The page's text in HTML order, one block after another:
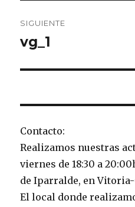
SIGUIENTE
Entrada
vg_1
Contacto:
Realizamos nuestras
viernes de 18:30 a
de Iparralde, en
El local donde